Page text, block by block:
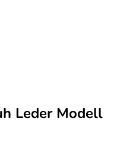
Leder Modell